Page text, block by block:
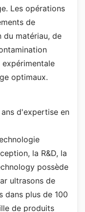
Les opérations
de
du matériau, de
optimaux.
d'expertise en
la R&D, la
possède
ultrasons de
dans plus de 100
de produits